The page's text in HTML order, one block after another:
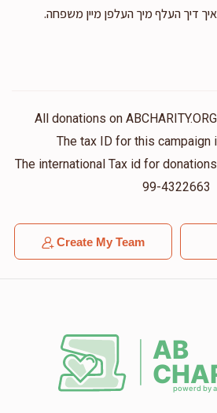
דיך העלף מיך העלפן מיין משפחה.
All donations on
The tax ID for this
The international Tax id for
99-4322663
Create My Team